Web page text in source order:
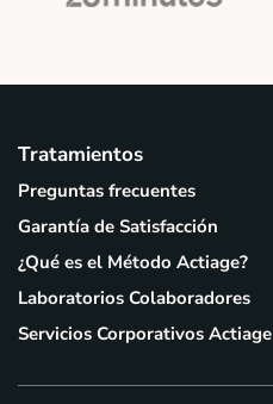
Tratamientos
Preguntas frecuentes
Garantía de Satisfacción
¿Qué es el Método Actiage?
Laboratorios Colaboradores
Servicios Corporativos Actiage